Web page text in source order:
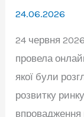
24.06.2026
24 червня
провела
якої були
розвитку
впровадження